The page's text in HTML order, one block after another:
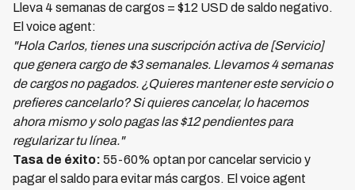
Lleva 4 semanas de cargos = $12 USD de saldo negativo.
El voice agent:
"Hola Carlos, tienes una suscripción activa de [Servicio]
que genera cargo de $3 semanales. Llevamos 4 semanas
de cargos no pagados. ¿Quieres mantener este servicio o
prefieres cancelarlo? Si quieres cancelar, lo hacemos
ahora mismo y solo pagas las $12 pendientes para
regularizar tu línea."
Tasa de éxito: 55-60% optan por cancelar servicio y
pagar el saldo para evitar más cargos. El voice agent